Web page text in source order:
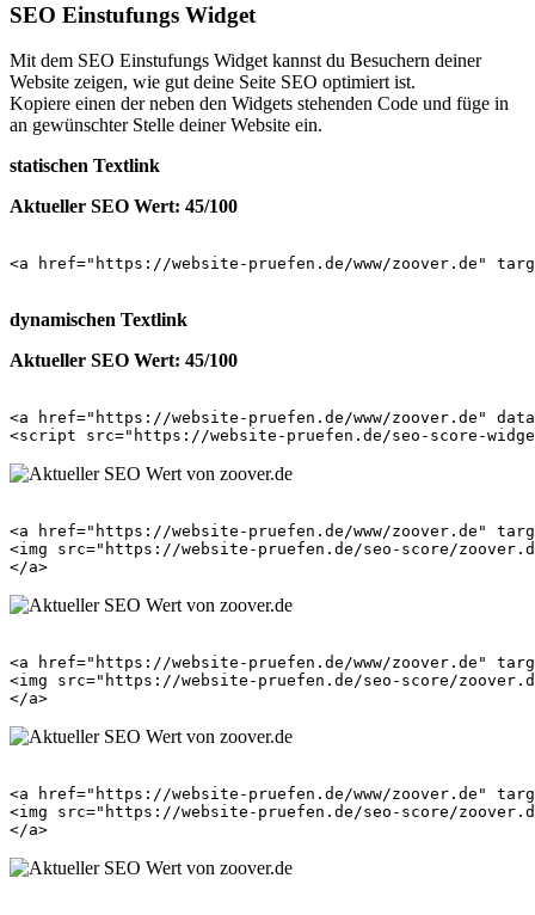
SEO Einstufungs Widget
Mit dem SEO Einstufungs Widget kannst du Besuchern deiner
Website zeigen, wie gut deine Seite SEO optimiert ist.
Kopiere einen der neben den Widgets stehenden Code und füge in
an gewünschter Stelle deiner Website ein.
statischen Textlink
Aktueller SEO Wert: 45/100
<a href="https://website-pruefen.de/www/zoover.de"
dynamischen Textlink
Aktueller SEO Wert: 45/100
<a href="https://website-pruefen.de/www/zoover.de"
<a href="https://website-pruefen.de/www/zoover.de"
<img src="https://website-pruefen.de/seo-score/
<a href="https://website-pruefen.de/www/zoover.de"
<img src="https://website-pruefen.de/seo-score/
<a href="https://website-pruefen.de/www/zoover.de"
<img src="https://website-pruefen.de/seo-score/